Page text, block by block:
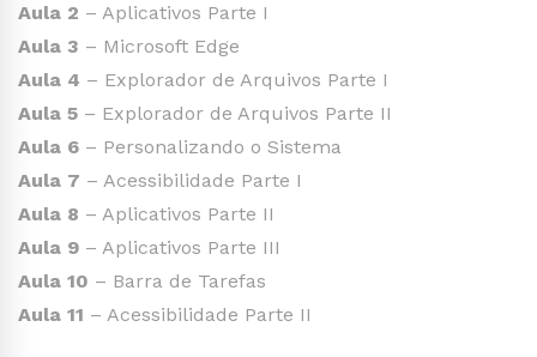
Aula 2 – Aplicativos Parte I
Aula 3 – Microsoft Edge
Aula 4 – Explorador de Arquivos Parte I
Aula 5 – Explorador de Arquivos Parte II
Aula 6 – Personalizando o Sistema
Aula 7 – Acessibilidade Parte I
Aula 8 – Aplicativos Parte II
Aula 9 – Aplicativos Parte III
Aula 10 – Barra de Tarefas
Aula 11 – Acessibilidade Parte II